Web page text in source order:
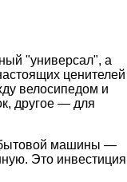
"универсал", а
ценителей
велосипедом и
другое — для
бытовой машины —
Это инвестиция